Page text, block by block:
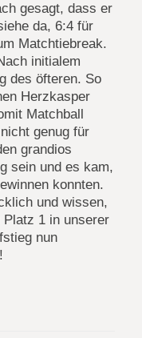
gesagt, dass er
da, 6:4 für
Matchtiebreak.
initialem
des öfteren. So
Herzkasper
Matchball
genug für
grandios
sein und es kam,
konnten.
und wissen,
1 in unserer
nun